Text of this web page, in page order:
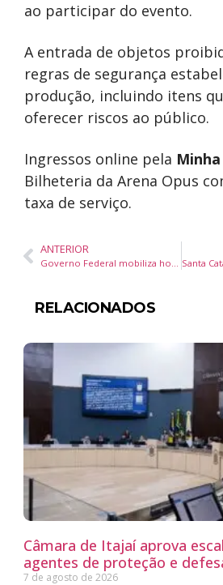
ao participar do evento.
A entrada de objetos
regras de segurança
produção, incluindo itens
oferecer riscos ao público.
Ingressos online pela
Bilheteria da Arena Opus
taxa de serviço.
ANTERIOR
Governo Federal mobiliza hospitais para realizar mais de 16 mil cirurgias e exames pelo SUS
RELACIONADOS
Câmara de Itajaí aprova
agentes de proteção e
7 de agosto de 2026